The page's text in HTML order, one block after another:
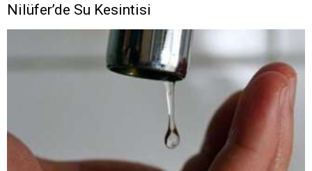
Nilüfer’de Su Kesintisi